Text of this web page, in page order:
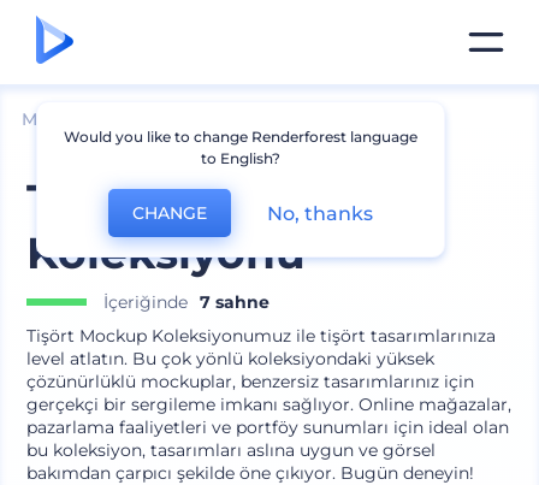
Mockuplar
Tişört Mockup
Koleksiyonu
İçeriğinde 7 sahne
Tişört Mockup Koleksiyonumuz ile tişört tasarımlarınıza
level atlatın. Bu çok yönlü koleksiyondaki yüksek
çözünürlüklü mockuplar, benzersiz tasarımlarınız için
gerçekçi bir sergileme imkanı sağlıyor. Online mağazalar,
pazarlama faaliyetleri ve portföy sunumları için ideal olan
bu koleksiyon, tasarımları aslına uygun ve görsel
bakımdan çarpıcı şekilde öne çıkıyor. Bugün deneyin!
Would you like to change Renderforest language
to English?
CHANGE No, thanks